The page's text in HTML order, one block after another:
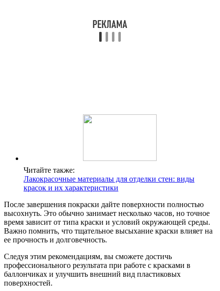
Читайте также:
Лакокрасочные материалы для отделки стен: виды
красок и их характеристики
После завершения покраски дайте поверхности полностью
высохнуть. Это обычно занимает несколько часов, но точное
время зависит от типа краски и условий окружающей среды.
Важно помнить, что тщательное высыхание краски влияет на
ее прочность и долговечность.
Следуя этим рекомендациям, вы сможете достичь
профессионального результата при работе с красками в
баллончиках и улучшить внешний вид пластиковых
поверхностей.